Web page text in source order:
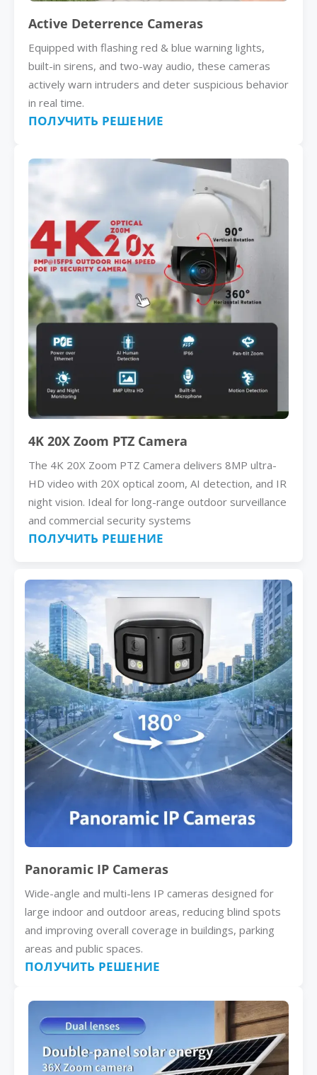
Active Deterrence Cameras
Equipped with flashing red & blue warning lights,
built-in sirens, and two-way audio, these cameras
actively warn intruders and deter suspicious behavior
in real time.
ПОЛУЧИТЬ РЕШЕНИЕ
4K 20X Zoom PTZ Camera
The 4K 20X Zoom PTZ Camera delivers 8MP ultra-
HD video with 20X optical zoom, AI detection, and IR
night vision. Ideal for long-range outdoor surveillance
and commercial security systems
ПОЛУЧИТЬ РЕШЕНИЕ
Panoramic IP Cameras
Wide-angle and multi-lens IP cameras designed for
large indoor and outdoor areas, reducing blind spots
and improving overall coverage in buildings, parking
areas and public spaces.
ПОЛУЧИТЬ РЕШЕНИЕ